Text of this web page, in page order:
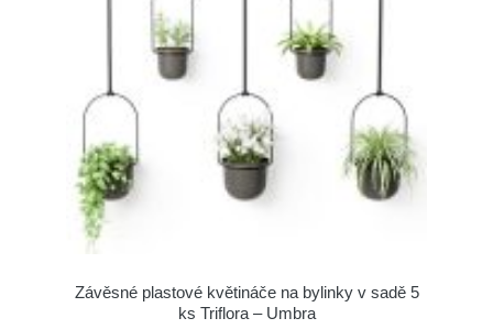
Závěsné plastové květináče na bylinky v sadě 5
ks Triflora – Umbra